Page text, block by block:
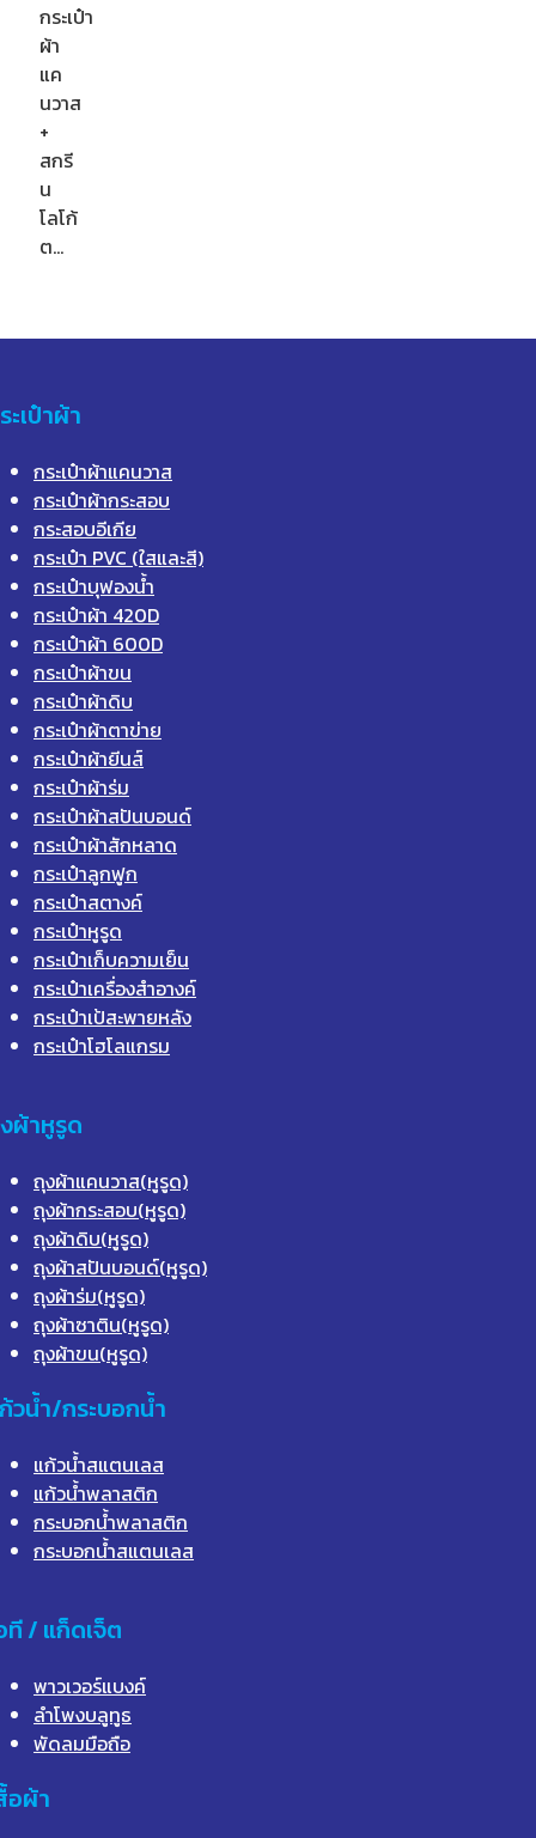
กระเป๋า
ผ้า
แค
นวาส
+
สกรี
น
โลโก้
ต…
ะเป๋าผ้า
กระเป๋าผ้าแคนวาส
กระเป๋าผ้ากระสอบ
กระสอบอีเกีย
กระเป๋า PVC (ใสและสี)
กระเป๋าบุฟองน้ำ
กระเป๋าผ้า 420D
กระเป๋าผ้า 600D
กระเป๋าผ้าขน
กระเป๋าผ้าดิบ
กระเป๋าผ้าตาข่าย
กระเป๋าผ้ายีนส์
กระเป๋าผ้าร่ม
กระเป๋าผ้าสปันบอนด์
กระเป๋าผ้าสักหลาด
กระเป๋าลูกฟูก
กระเป๋าสตางค์
กระเป๋าหูรูด
กระเป๋าเก็บความเย็น
กระเป๋าเครื่องสำอางค์
กระเป๋าเป้สะพายหลัง
กระเป๋าโฮโลแกรม
ผ้าหูรูด
ถุงผ้าแคนวาส(หูรูด)
ถุงผ้ากระสอบ(หูรูด)
ถุงผ้าดิบ(หูรูด)
ถุงผ้าสปันบอนด์(หูรูด)
ถุงผ้าร่ม(หูรูด)
ถุงผ้าซาติน(หูรูด)
ถุงผ้าขน(หูรูด)
วน้ำ/กระบอกน้ำ
แก้วน้ำสแตนเลส
แก้วน้ำพลาสติก
กระบอกน้ำพลาสติก
กระบอกน้ำสแตนเลส
ที / แก็ดเจ็ต
พาวเวอร์แบงค์
ลำโพงบลูทูธ
พัดลมมือถือ
อผ้า